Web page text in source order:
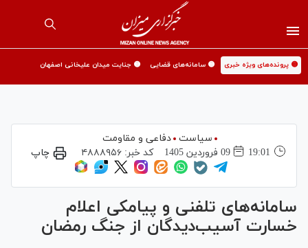
🟡 پرونده‌های ویژه خبری 🟡 سامانه‌های قضایی 🟡 جنایت میدان علیخانی اصفهان
سیاست
دفاعی و مقاومت
19:01
09 فروردين 1405 کد خبر: ۴۸۸۸۹۵۶ چاپ
سامانه‌های تلفنی و پیامکی اعلام
خسارت آسیب‌دیدگان از جنگ رمضان